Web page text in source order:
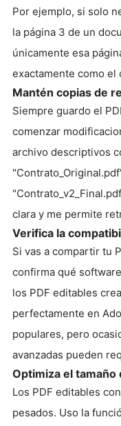
Por ejemplo, si solo
la página 3 de un
únicamente esa
exactamente como el
Mantén copias de
Siempre guardo el
comenzar
archivo descriptivos
clara y me permite
Verifica la
Si vas a compartir tu
confirma qué
los PDF editables
perfectamente en
populares, pero
avanzadas pueden
Optimiza el tamaño
Los PDF editables
pesados. Uso la